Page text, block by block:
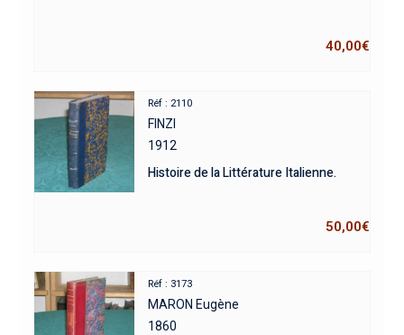
40,00€
Réf : 2110
FINZI
1912
Histoire de la Littérature Italienne.
50,00€
Réf : 3173
MARON Eugène
1860